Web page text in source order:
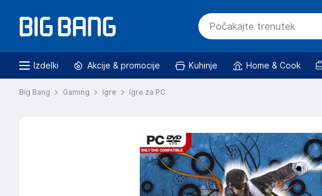
Izdelki Akcije & promocije Kuhinje Home & Cook
Big Bang Gaming Igre Igre za PC